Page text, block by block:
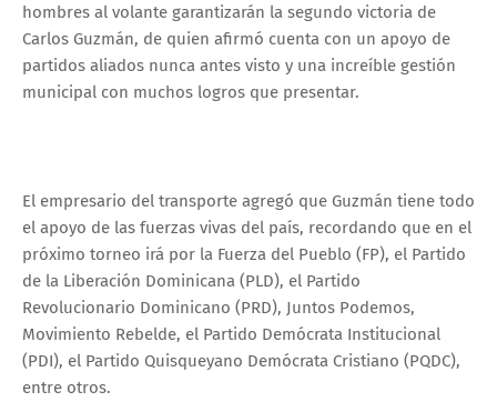
hombres al volante garantizarán la segundo victoria de
Carlos Guzmán, de quien afirmó cuenta con un apoyo de
partidos aliados nunca antes visto y una increíble gestión
municipal con muchos logros que presentar.
El empresario del transporte agregó que Guzmán tiene todo
el apoyo de las fuerzas vivas del país, recordando que en el
próximo torneo irá por la Fuerza del Pueblo (FP), el Partido
de la Liberación Dominicana (PLD), el Partido
Revolucionario Dominicano (PRD), Juntos Podemos,
Movimiento Rebelde, el Partido Demócrata Institucional
(PDI), el Partido Quisqueyano Demócrata Cristiano (PQDC),
entre otros.